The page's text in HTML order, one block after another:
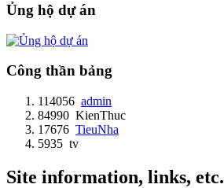
Ủng hộ dự án
Công thần bảng
114056 admin
84990 KienThuc
17676 TieuNha
5935 tv
Site information, links, etc.